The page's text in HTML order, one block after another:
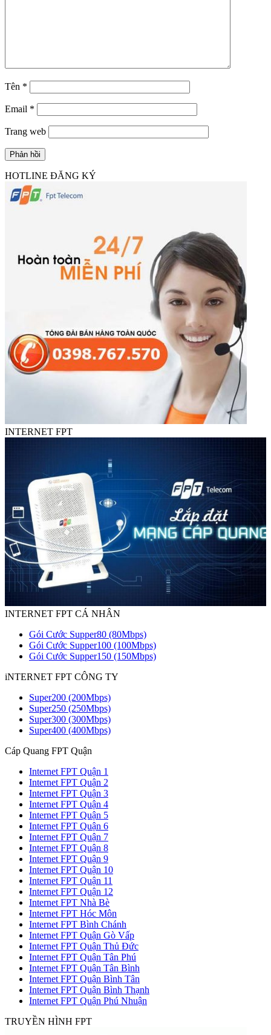
Tên *
Email *
Trang web
HOTLINE ĐĂNG KÝ
INTERNET FPT
INTERNET FPT CÁ NHÂN
Gói Cước Supper80 (80Mbps)
Gói Cước Supper100 (100Mbps)
Gói Cước Supper150 (150Mbps)
iNTERNET FPT CÔNG TY
Super200 (200Mbps)
Super250 (250Mbps)
Super300 (300Mbps)
Super400 (400Mbps)
Cáp Quang FPT Quận
Internet FPT Quận 1
Internet FPT Quận 2
Internet FPT Quận 3
Internet FPT Quận 4
Internet FPT Quận 5
Internet FPT Quận 6
Internet FPT Quận 7
Internet FPT Quận 8
Internet FPT Quận 9
Internet FPT Quận 10
Internet FPT Quận 11
Internet FPT Quận 12
Internet FPT Nhà Bè
Internet FPT Hóc Môn
Internet FPT Bình Chánh
Internet FPT Quận Gò Vấp
Internet FPT Quận Thủ Đức
Internet FPT Quận Tân Phú
Internet FPT Quận Tân Bình
Internet FPT Quận Bình Tân
Internet FPT Quận Bình Thạnh
Internet FPT Quận Phú Nhuận
TRUYỀN HÌNH FPT